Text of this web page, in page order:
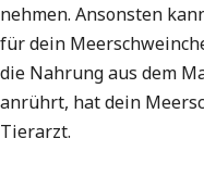
nehmen. Ansonsten
für dein
die Nahrung aus dem
anrührt, hat dein
Tierarzt.